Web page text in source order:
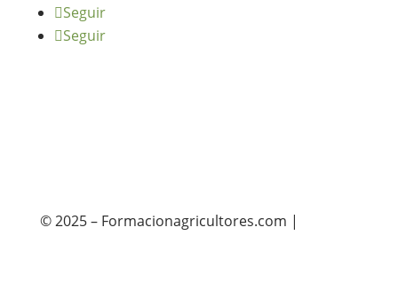
Seguir
Seguir
© 2025 – Formacionagricultores.com |